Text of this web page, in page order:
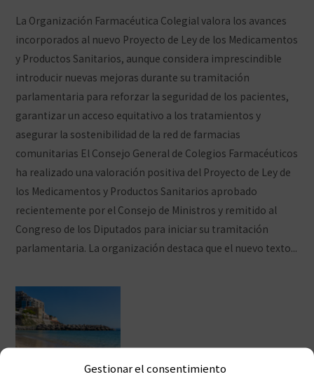
Gestionar el consentimiento
La Organización Farmacéutica Colegial valora los avances
incorporados al nuevo Proyecto de Ley de los Medicamentos
y Productos Sanitarios, aunque considera imprescindible
introducir nuevas mejoras durante su tramitación
parlamentaria para reforzar la seguridad de los pacientes,
garantizar un acceso equitativo a los tratamientos y
asegurar la sostenibilidad de la red de farmacias
comunitarias El Consejo General de Colegios Farmacéuticos
ha realizado una valoración positiva del Proyecto de Ley de
los Medicamentos y Productos Sanitarios aprobado
recientemente por el Consejo de Ministros y remitido al
Congreso de los Diputados para iniciar su tramitación
parlamentaria. La organización destaca que el nuevo texto...